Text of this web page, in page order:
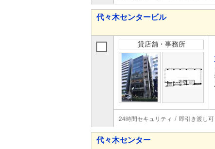
代々木センタービル
貸店舗・事務所
24時間セキュリティ 即引き渡し可
代々木センター